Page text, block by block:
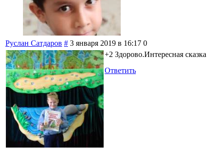
Руслан Сатдаров # 3 января 2019 в 16:17 0
+2 Здорово.Интересная сказка
Ответить